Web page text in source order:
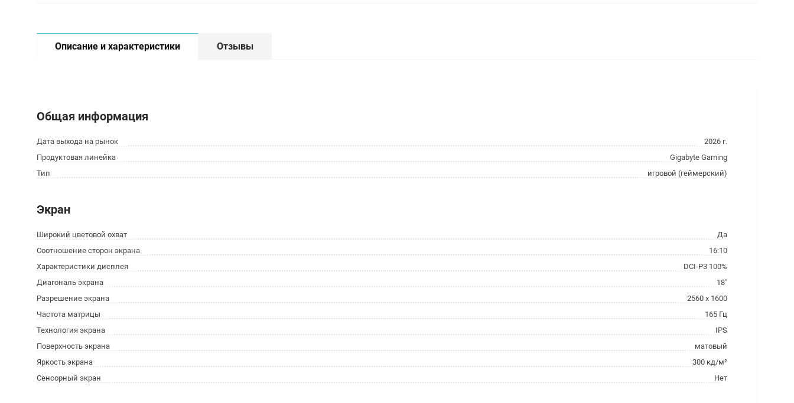
Описание и характеристики Отзывы
Общая информация
Дата выхода на рынок
2026 г.
Продуктовая линейка
Gigabyte Gaming
Тип
игровой (геймерский)
Экран
Широкий цветовой охват
Да
Соотношение сторон экрана
16:10
Характеристики дисплея
DCI-P3 100%
Диагональ экрана
18"
Разрешение экрана
2560 x 1600
Частота матрицы
165 Гц
Технология экрана
IPS
Поверхность экрана
матовый
Яркость экрана
300 кд/м²
Сенсорный экран
Нет